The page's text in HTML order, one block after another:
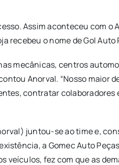
Assim aconteceu com
recebeu o nome de Gol Auto
mecânicas, centros
Anorval. “Nosso
contratar colaboradores
juntou-se ao time e,
a Gomec Auto
veículos, fez com que as